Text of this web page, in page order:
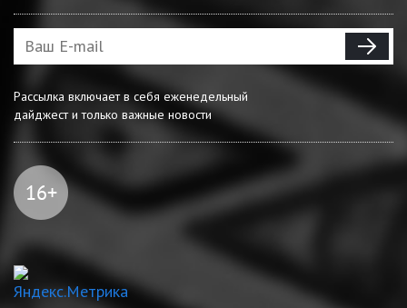
Рассылка включает в себя еженедельный
дайджест и только важные новости